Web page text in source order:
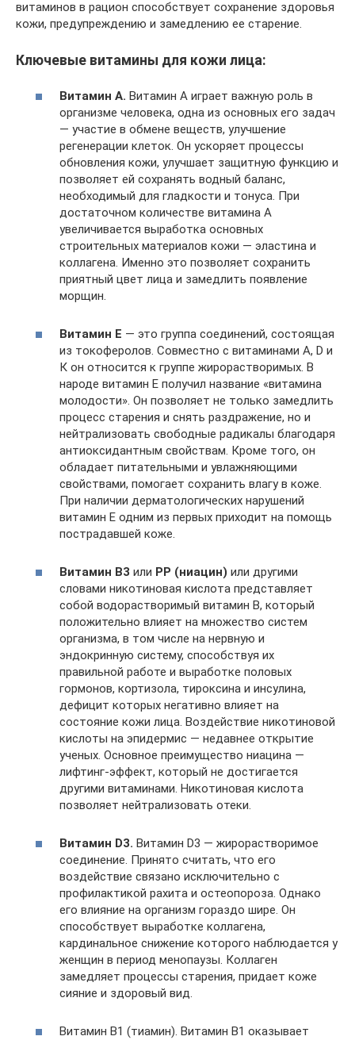
витаминов в рацион способствует сохранение здоровья
кожи, предупреждению и замедлению ее старение.
Ключевые витамины для кожи лица:
Витамин А. Витамин А играет важную роль в
организме человека, одна из основных его задач
— участие в обмене веществ, улучшение
регенерации клеток. Он ускоряет процессы
обновления кожи, улучшает защитную функцию и
позволяет ей сохранять водный баланс,
необходимый для гладкости и тонуса. При
достаточном количестве витамина А
увеличивается выработка основных
строительных материалов кожи — эластина и
коллагена. Именно это позволяет сохранить
приятный цвет лица и замедлить появление
морщин.
Витамин Е — это группа соединений, состоящая
из токоферолов. Совместно с витаминами А, D и
К он относится к группе жирорастворимых. В
народе витамин Е получил название «витамина
молодости». Он позволяет не только замедлить
процесс старения и снять раздражение, но и
нейтрализовать свободные радикалы благодаря
антиоксидантным свойствам. Кроме того, он
обладает питательными и увлажняющими
свойствами, помогает сохранить влагу в коже.
При наличии дерматологических нарушений
витамин Е одним из первых приходит на помощь
пострадавшей коже.
Витамин В3 или РР (ниацин) или другими
словами никотиновая кислота представляет
собой водорастворимый витамин В, который
положительно влияет на множество систем
организма, в том числе на нервную и
эндокринную систему, способствуя их
правильной работе и выработке половых
гормонов, кортизола, тироксина и инсулина,
дефицит которых негативно влияет на
состояние кожи лица. Воздействие никотиновой
кислоты на эпидермис — недавнее открытие
ученых. Основное преимущество ниацина —
лифтинг-эффект, который не достигается
другими витаминами. Никотиновая кислота
позволяет нейтрализовать отеки.
Витамин D3. Витамин D3 — жирорастворимое
соединение. Принято считать, что его
воздействие связано исключительно с
профилактикой рахита и остеопороза. Однако
его влияние на организм гораздо шире. Он
способствует выработке коллагена,
кардинальное снижение которого наблюдается у
женщин в период менопаузы. Коллаген
замедляет процессы старения, придает коже
сияние и здоровый вид.
Витамин В1 (тиамин). Витамин В1 оказывает